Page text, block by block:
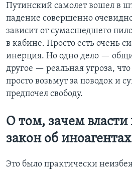
Путинский самолет вошел в
падение совершенно
зависит от сумасшедшего
в кабине. Просто есть очень
инерция. Но одно дело —
другое — реальная угроза,
просто возьмут за поводок и
предпочел свободу.
О том, зачем
закон об иноагентах
Это было практически